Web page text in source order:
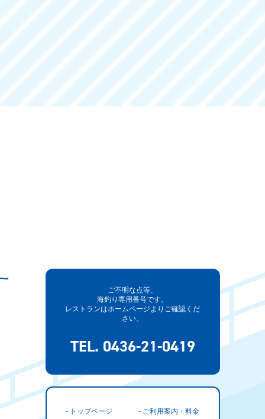
ご不明な点等、
海釣り専用番号です。
レストランはホームページよりご確認くだ
さい。
TEL. 0436-21-0419
- トップページ - ご利用案内・料金